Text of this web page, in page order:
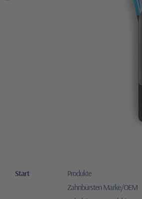
Start
Produkte
Zahnbürsten Marke/OEM